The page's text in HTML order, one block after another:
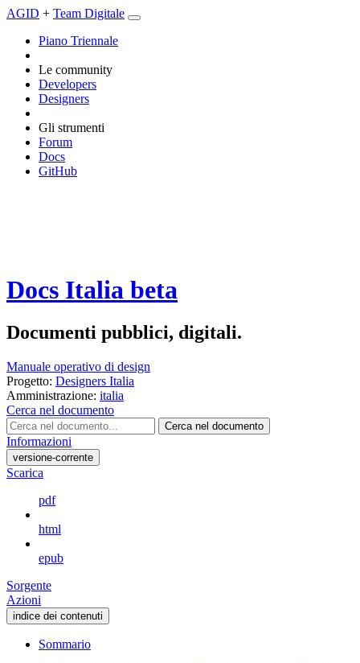
AGID + Team Digitale
Piano Triennale
Le community
Developers
Designers
Gli strumenti
Forum
Docs
GitHub
Docs Italia beta
Documenti pubblici, digitali.
Manuale operativo di design
Progetto: Designers Italia
Amministrazione: italia
Cerca nel documento
Cerca nel documento
Informazioni
versione-corrente
Scarica
pdf
html
epub
Sorgente
Azioni
indice dei contenuti
Sommario